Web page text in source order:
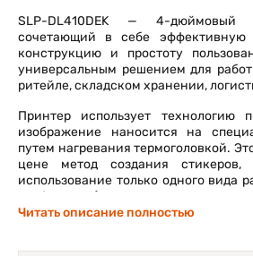
SLP-DL410DEK — 4-дюймовый
сочетающий в себе эффективную
конструкцию и простоту
универсальным решением для
ритейле, складском хранении,
Принтер использует технологию
изображение наносится на
путем нагревания термоголовкой.
цене метод создания стикеров,
использование только одного вида
— бумаги (в рулонах или
Недостатком является то,
Читать описание полностью